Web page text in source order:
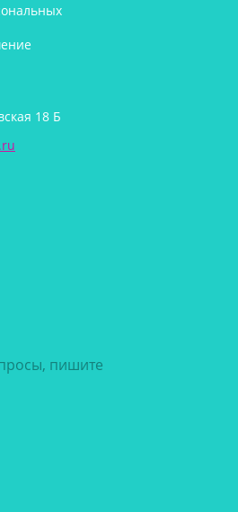
18 Б
пишите